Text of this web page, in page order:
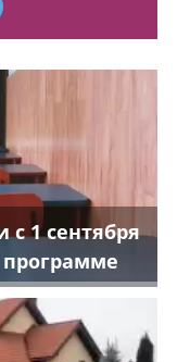
1 сентября
программе